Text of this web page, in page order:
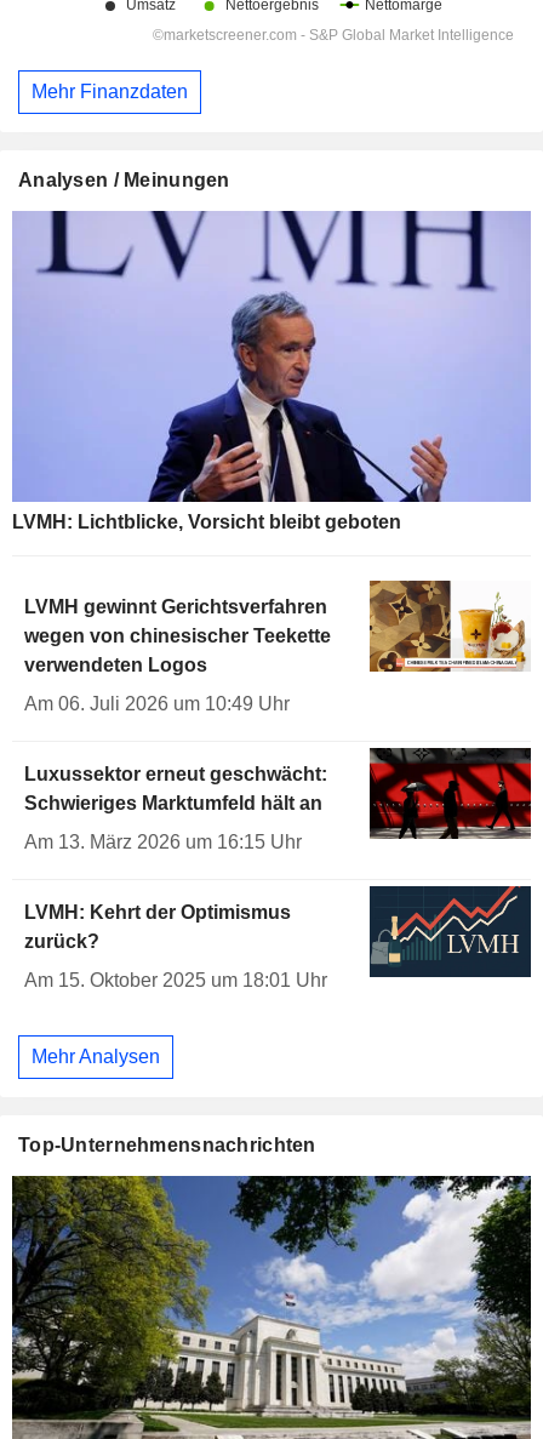
Mehr Finanzdaten
Analysen / Meinungen
LVMH: Lichtblicke, Vorsicht bleibt geboten
LVMH gewinnt Gerichtsverfahren
wegen von chinesischer Teekette
verwendeten Logos
Am 06. Juli 2026 um 10:49 Uhr
Luxussektor erneut geschwächt:
Schwieriges Marktumfeld hält an
Am 13. März 2026 um 16:15 Uhr
LVMH: Kehrt der Optimismus
zurück?
Am 15. Oktober 2025 um 18:01 Uhr
Mehr Analysen
Top-Unternehmensnachrichten